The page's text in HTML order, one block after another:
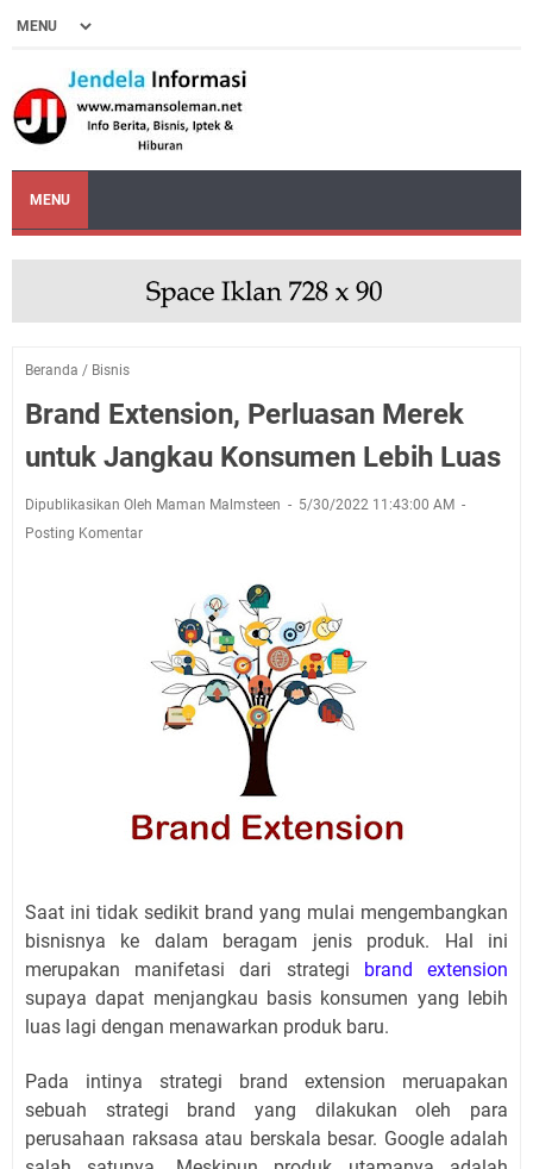
MENU
Beranda / Bisnis
Brand Extension, Perluasan Merek
untuk Jangkau Konsumen Lebih Luas
Dipublikasikan Oleh Maman Malmsteen
5/30/2022 11:43:00 AM
Posting Komentar
Saat ini tidak sedikit brand yang mulai mengembangkan
bisnisnya ke dalam beragam jenis produk. Hal ini
merupakan manifetasi dari strategi brand extension
supaya dapat menjangkau basis konsumen yang lebih
luas lagi dengan menawarkan produk baru.
Pada intinya strategi brand extension meruapakan
sebuah strategi brand yang dilakukan oleh para
perusahaan raksasa atau berskala besar. Google adalah